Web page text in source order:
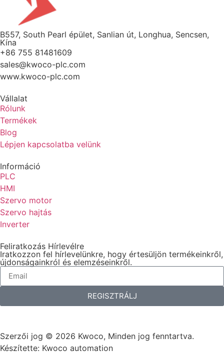
B557, South Pearl épület, Sanlian út, Longhua, Sencsen,
Kína
+86 755 81481609
sales@kwoco-plc.com
www.kwoco-plc.com
Vállalat
Rólunk
Termékek
Blog
Lépjen kapcsolatba velünk
Információ
PLC
HMI
Szervo motor
Szervo hajtás
Inverter
Feliratkozás Hírlevélre
Iratkozzon fel hírlevelünkre, hogy értesüljön termékeinkről,
újdonságainkról és elemzéseinkről.
REGISZTRÁLJ
Szerzői jog © 2026 Kwoco, Minden jog fenntartva.
Készítette: Kwoco automation